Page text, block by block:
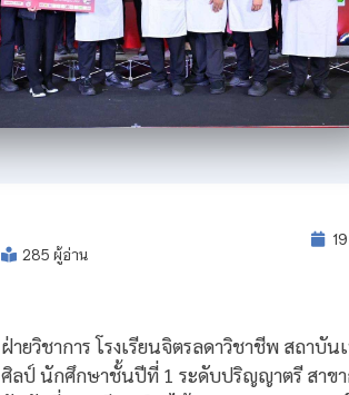
285 ผู้อ่าน
ฝ่ายวิชาการ โรงเรียนจิตรลดาวิชาชีพ สถา
ศิลป์ นักศึกษาชั้นปีที่ 1 ระดับปริญญาตรี สาขา